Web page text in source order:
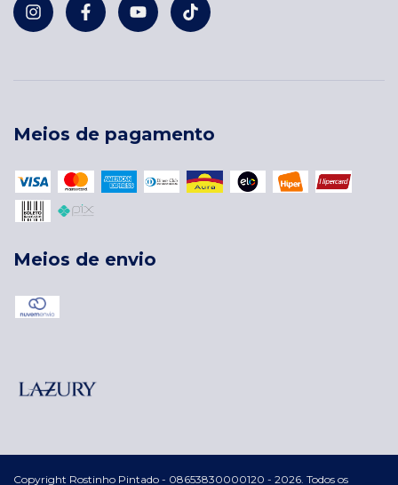
Meios de pagamento
Meios de envio
Copyright Rostinho Pintado - 08653830000120 - 2026. Todos os